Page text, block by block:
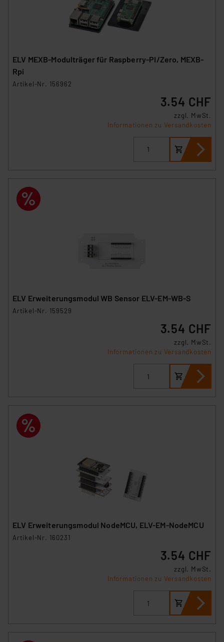
ELV MEXB-Modulträger für Raspberry-PI/Zero, MEXB-
Rpi
Artikel-Nr. 156962
3.54 CHF
zzgl. MwSt.
Informationen zu Versandkosten
ELV Erweiterungsmodul WB Sensor ELV-EM-WB-S
Artikel-Nr. 159529
3.54 CHF
zzgl. MwSt.
Informationen zu Versandkosten
ELV Erweiterungsmodul NodeMCU, ELV-EM-NodeMCU
Artikel-Nr. 160231
3.54 CHF
zzgl. MwSt.
Informationen zu Versandkosten